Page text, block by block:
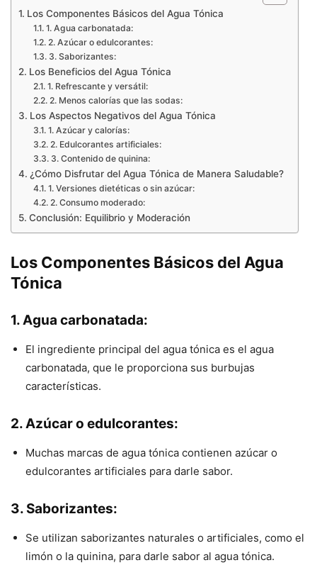
Los Componentes Básicos del Agua Tónica
1. Agua carbonatada:
2. Azúcar o edulcorantes:
3. Saborizantes:
Los Beneficios del Agua Tónica
1. Refrescante y versátil:
2. Menos calorías que las sodas:
Los Aspectos Negativos del Agua Tónica
1. Azúcar y calorías:
2. Edulcorantes artificiales:
3. Contenido de quinina:
¿Cómo Disfrutar del Agua Tónica de Manera Saludable?
1. Versiones dietéticas o sin azúcar:
2. Consumo moderado:
Conclusión: Equilibrio y Moderación
Los Componentes Básicos del Agua
Tónica
1. Agua carbonatada:
El ingrediente principal del agua tónica es el agua
carbonatada, que le proporciona sus burbujas
características.
2. Azúcar o edulcorantes:
Muchas marcas de agua tónica contienen azúcar o
edulcorantes artificiales para darle sabor.
3. Saborizantes:
Se utilizan saborizantes naturales o artificiales, como el
limón o la quinina, para darle sabor al agua tónica.